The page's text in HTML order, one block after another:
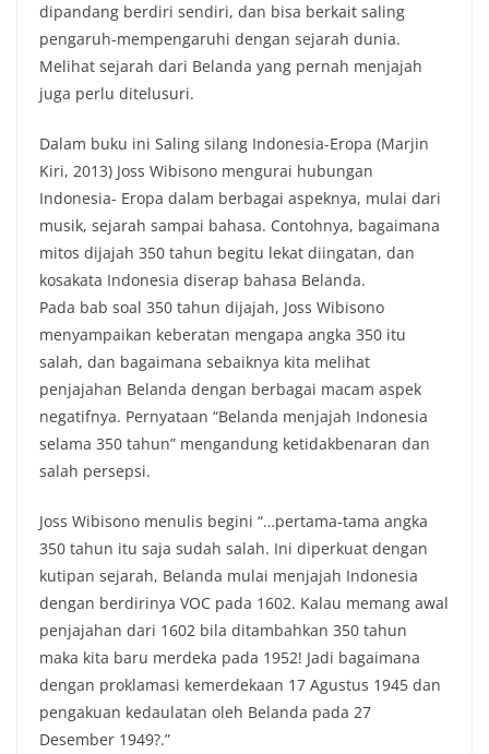
dipandang berdiri sendiri, dan bisa berkait saling
pengaruh-mempengaruhi dengan sejarah dunia.
Melihat sejarah dari Belanda yang pernah menjajah
juga perlu ditelusuri.
Dalam buku ini Saling silang Indonesia-Eropa (Marjin
Kiri, 2013) Joss Wibisono mengurai hubungan
Indonesia- Eropa dalam berbagai aspeknya, mulai dari
musik, sejarah sampai bahasa. Contohnya, bagaimana
mitos dijajah 350 tahun begitu lekat diingatan, dan
kosakata Indonesia diserap bahasa Belanda.
Pada bab soal 350 tahun dijajah, Joss Wibisono
menyampaikan keberatan mengapa angka 350 itu
salah, dan bagaimana sebaiknya kita melihat
penjajahan Belanda dengan berbagai macam aspek
negatifnya. Pernyataan “Belanda menjajah Indonesia
selama 350 tahun” mengandung ketidakbenaran dan
salah persepsi.
Joss Wibisono menulis begini “…pertama-tama angka
350 tahun itu saja sudah salah. Ini diperkuat dengan
kutipan sejarah, Belanda mulai menjajah Indonesia
dengan berdirinya VOC pada 1602. Kalau memang awal
penjajahan dari 1602 bila ditambahkan 350 tahun
maka kita baru merdeka pada 1952! Jadi bagaimana
dengan proklamasi kemerdekaan 17 Agustus 1945 dan
pengakuan kedaulatan oleh Belanda pada 27
Desember 1949?.”